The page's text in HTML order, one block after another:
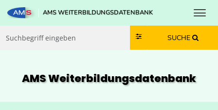
Zum Inhalt springen
Zum Navmenü springen
Zur Suche springen
Zur Footer springen
AMS WEITERBILDUNGSDATENBANK
SUCHE
AMS Weiterbildungs­datenbank